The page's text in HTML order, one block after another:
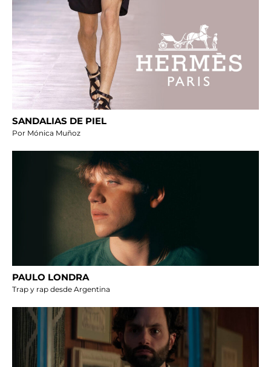
SANDALIAS DE PIEL
Por Mónica Muñoz
PAULO LONDRA
Trap y rap desde Argentina